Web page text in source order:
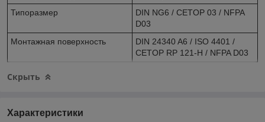
Типоразмер
DIN NG6 / CETOP 03 / NFPA
D03
Монтажная поверхность
DIN 24340 A6 / ISO 4401 /
CETOP RP 121-H / NFPA D03
Скрыть
Характеристики